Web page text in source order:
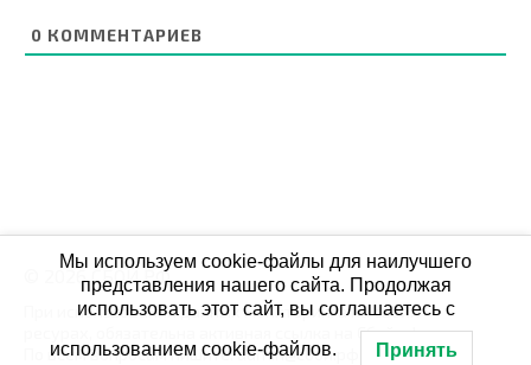
0 КОММЕНТАРИЕВ
© 2026 СБОЙ.РФ
При использовании данных мониторинга на своих
ресурах, обязательна активная ссылка на Сбой.рф
По всем вопросам пишите: admin@сбой.рф
Мы используем cookie-файлы для наилучшего
представления нашего сайта. Продолжая
использовать этот сайт, вы соглашаетесь с
использованием cookie-файлов. Принять